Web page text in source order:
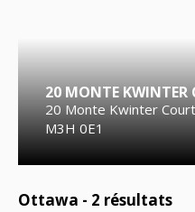
20 MONTE KWINTER
20 Monte Kwinter
M3H 0E1
Ottawa - 2 résultats